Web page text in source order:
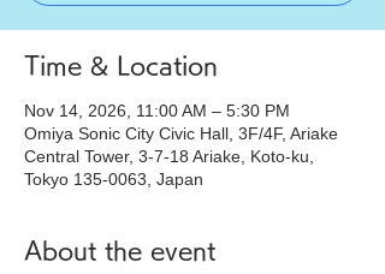
Time & Location
Nov 14, 2026, 11:00 AM – 5:30 PM
Omiya Sonic City Civic Hall, 3F/4F, Ariake
Central Tower, 3-7-18 Ariake, Koto-ku,
Tokyo 135-0063, Japan
About the event